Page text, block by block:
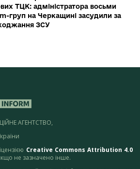
ТЦК: адміністратора восьми
груп на Черкащині засудили за
ЗСУ
АГЕНТСТВО,
Creative Commons Attribution 4.0
не зазначено інше.